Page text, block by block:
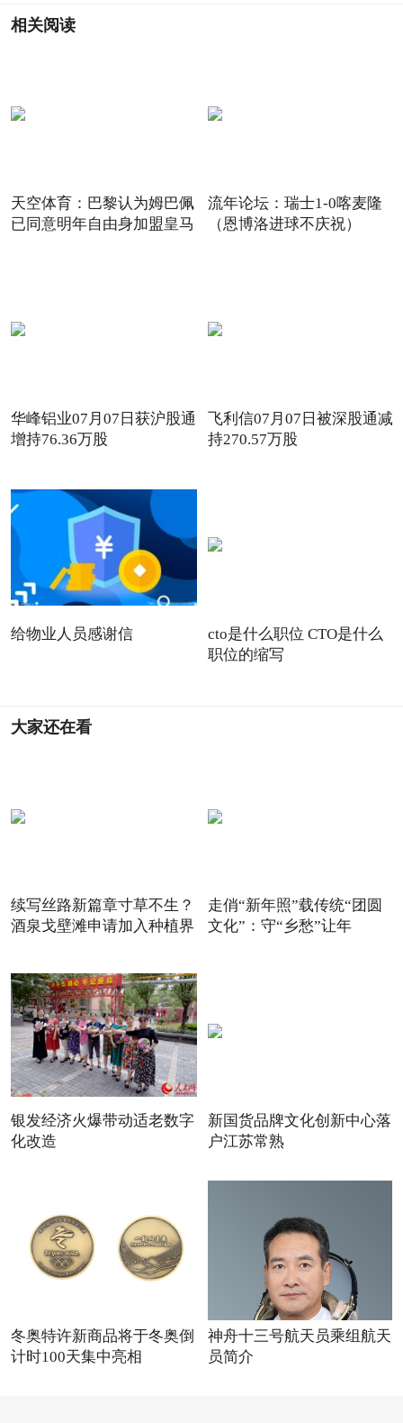
相关阅读
天空体育：巴黎认为姆巴佩
已同意明年自由身加盟皇马
流年论坛：瑞士1-0喀麦隆
（恩博洛进球不庆祝）
华峰铝业07月07日获沪股通
增持76.36万股
飞利信07月07日被深股通减
持270.57万股
给物业人员感谢信
cto是什么职位 CTO是什么
职位的缩写
大家还在看
续写丝路新篇章寸草不生？
酒泉戈壁滩申请加入种植界
走俏“新年照”载传统“团圆
文化”：守“乡愁”让年
银发经济火爆带动适老数字
化改造
新国货品牌文化创新中心落
户江苏常熟
冬奥特许新商品将于冬奥倒
计时100天集中亮相
神舟十三号航天员乘组航天
员简介